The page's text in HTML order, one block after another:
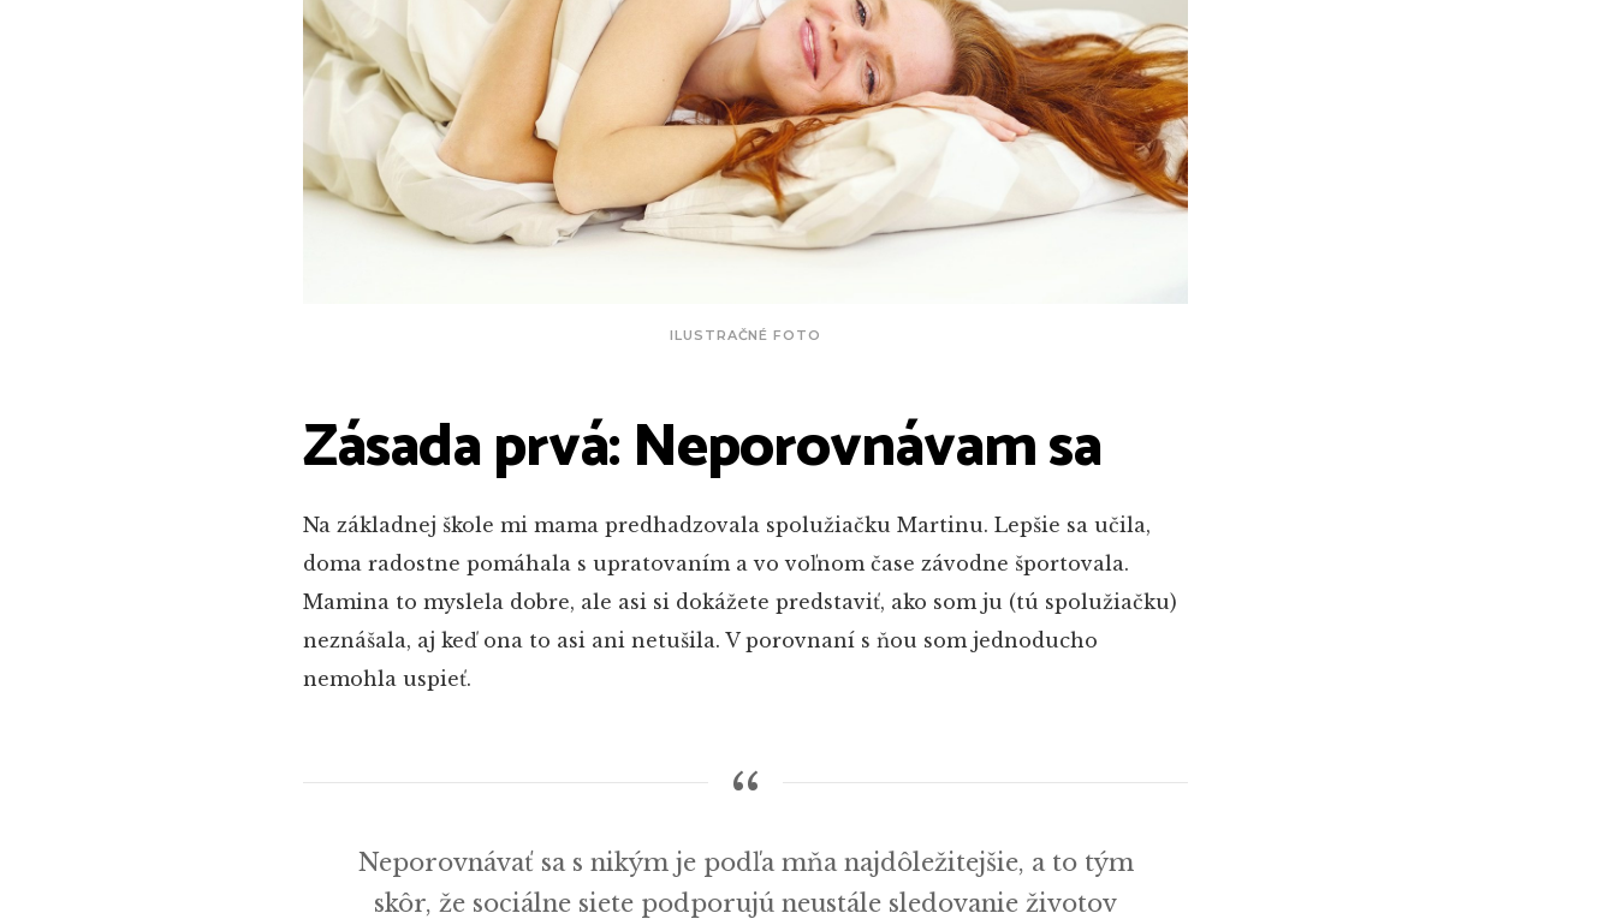
ILUSTRAČNÉ FOTO
Zásada prvá: Neporovnávam sa
Na základnej škole mi mama predhadzovala spolužiačku Martinu. Lepšie sa učila,
doma radostne pomáhala s upratovaním a vo voľnom čase závodne športovala.
Mamina to myslela dobre, ale asi si dokážete predstaviť, ako som ju (tú spolužiačku)
neznášala, aj keď ona to asi ani netušila. V porovnaní s ňou som jednoducho
nemohla uspieť.
Neporovnávať sa s nikým je podľa mňa najdôležitejšie, a to tým
skôr, že sociálne siete podporujú neustále sledovanie životov